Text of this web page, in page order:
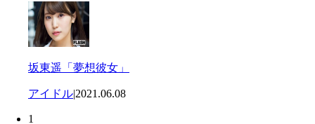
坂東遥「夢想彼女」
アイドル|2021.06.08
1